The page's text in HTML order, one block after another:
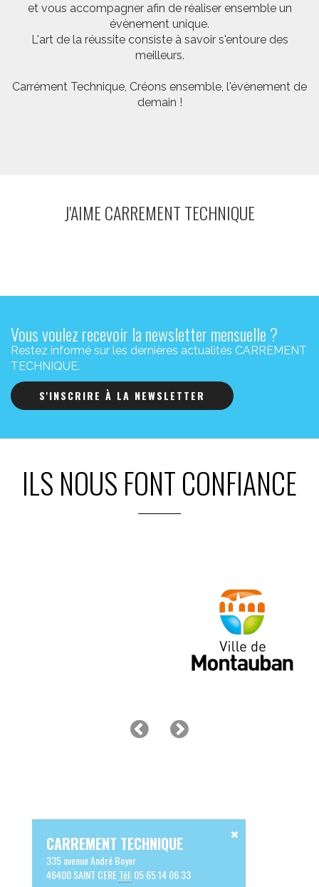
et vous accompagner afin de réaliser ensemble un
évènement unique.
L'art de la réussite consiste à savoir s'entoure des
meilleurs.
Carrément Technique, Créons ensemble, l'évènement de
demain !
J'AIME CARREMENT TECHNIQUE
Vous voulez recevoir la newsletter mensuelle ?
Restez informé sur les dernières actualités CARREMENT
TECHNIQUE.
S'INSCRIRE À LA NEWSLETTER
ILS NOUS FONT CONFIANCE
CARREMENT TECHNIQUE
335 avenue André Boyer
46400 SAINT CERETél:05 65 14 06 33